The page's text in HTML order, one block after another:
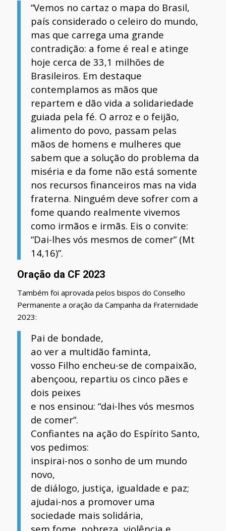
“Vemos no cartaz o mapa do Brasil,
país considerado o celeiro do mundo,
mas que carrega uma grande
contradição: a fome é real e atinge
hoje cerca de 33,1 milhões de
Brasileiros. Em destaque
contemplamos as mãos que
repartem e dão vida a solidariedade
guiada pela fé. O arroz e o feijão,
alimento do povo, passam pelas
mãos de homens e mulheres que
sabem que a solução do problema da
miséria e da fome não está somente
nos recursos financeiros mas na vida
fraterna. Ninguém deve sofrer com a
fome quando realmente vivemos
como irmãos e irmãs. Eis o convite:
“Dai-lhes vós mesmos de comer” (Mt
14,16)”.
Oração da CF 2023
Também foi aprovada pelos bispos do Conselho
Permanente a oração da Campanha da Fraternidade
2023:
Pai de bondade,
ao ver a multidão faminta,
vosso Filho encheu-se de compaixão,
abençoou, repartiu os cinco pães e
dois peixes
e nos ensinou: “dai-lhes vós mesmos
de comer”.
Confiantes na ação do Espírito Santo,
vos pedimos:
inspirai-nos o sonho de um mundo
novo,
de diálogo, justiça, igualdade e paz;
ajudai-nos a promover uma
sociedade mais solidária,